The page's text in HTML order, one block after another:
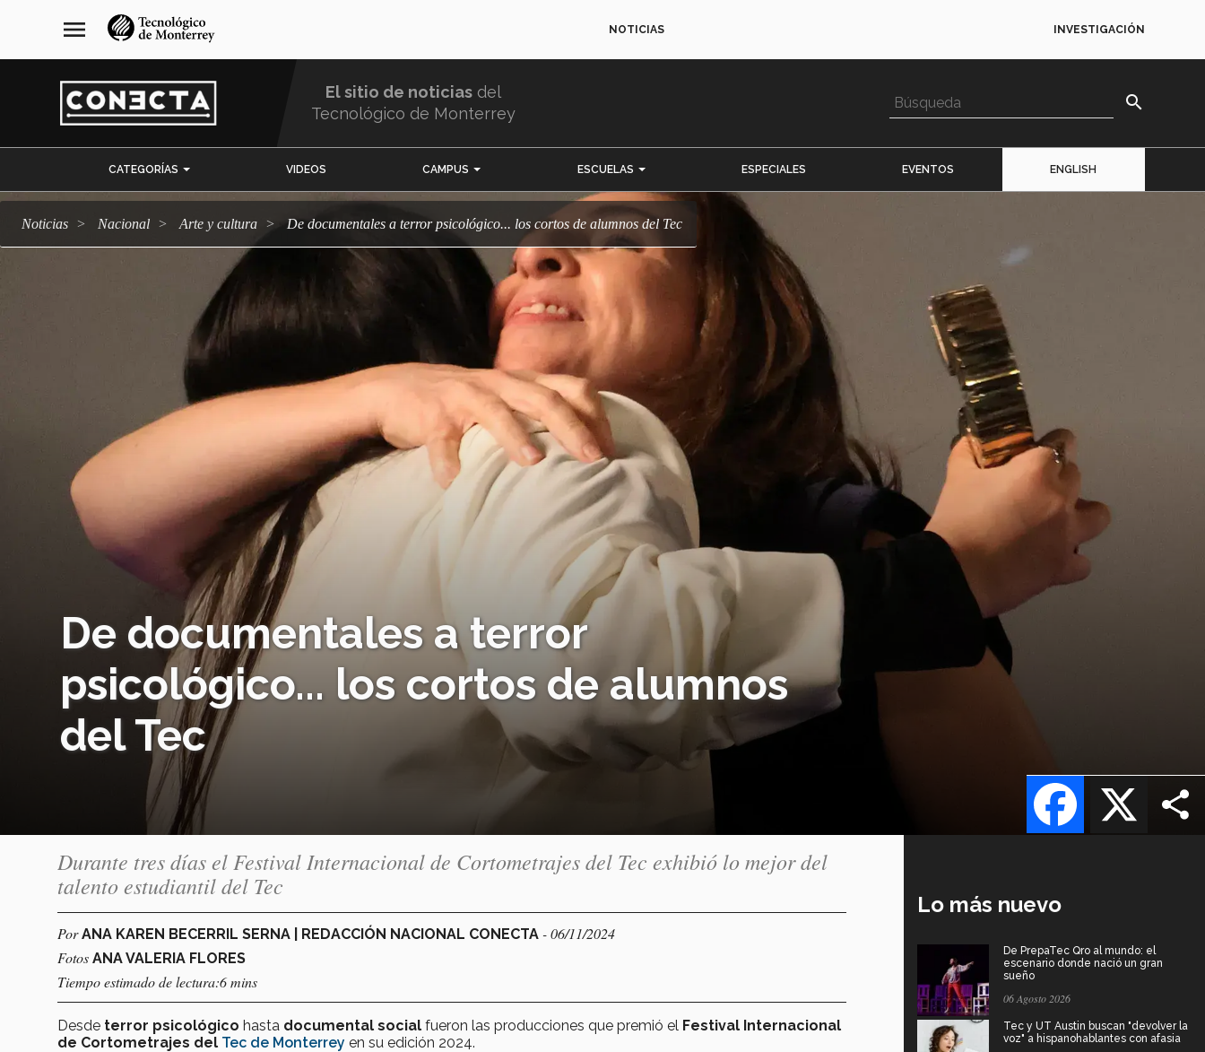
navegación
principal
menu NOTICIAS INVESTIGACIÓN
El sitio de noticias del
Tecnológico de Monterrey
search
CATEGORÍAS VIDEOS CAMPUS ESCUELAS ESPECIALES EVENTOS ENGLISH
Noticias Nacional arte y cultura De documentales a terror psicológico... los cortos de alumnos del Tec
De documentales a terror
psicológico... los cortos de alumnos
del Tec
X
Facebook
Durante tres días el Festival Internacional de Cortometrajes del Tec exhibió lo mejor del
talento estudiantil del Tec
PorANA KAREN BECERRIL SERNA | REDACCIÓN NACIONAL CONECTA - 06/11/2024
Fotos ANA VALERIA FLORES
Tiempo estimado de lectura:6 mins
Desde terror psicológico hasta documental social fueron las producciones que premió el Festival Internacional
de Cortometrajes del Tec de Monterrey en su edición 2024.
Lo más nuevo
De PrepaTec Qro al mundo: el
escenario donde nació un gran
sueño
06 Agosto 2026
Tec y UT Austin buscan "devolver la
voz" a hispanohablantes con afasia